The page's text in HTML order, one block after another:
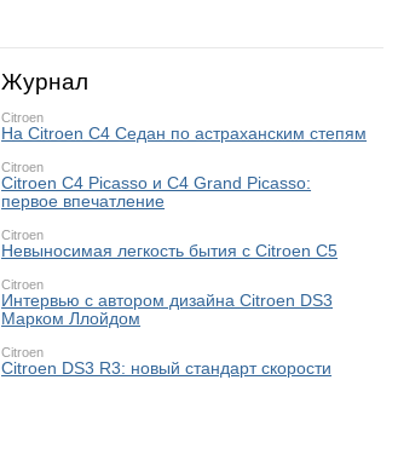
Журнал
Citroen
На Citroen C4 Седан по астраханским степям
Citroen
Citroen C4 Picasso и C4 Grand Picasso:
первое впечатление
Citroen
Невыносимая легкость бытия с Citroen C5
Citroen
Интервью с автором дизайна Citroen DS3
Марком Ллойдом
Citroen
Citroen DS3 R3: новый стандарт скорости